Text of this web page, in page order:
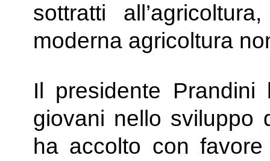
sottratti
moderna agricoltura
Il presidente
giovani nello sviluppo
ha accolto con